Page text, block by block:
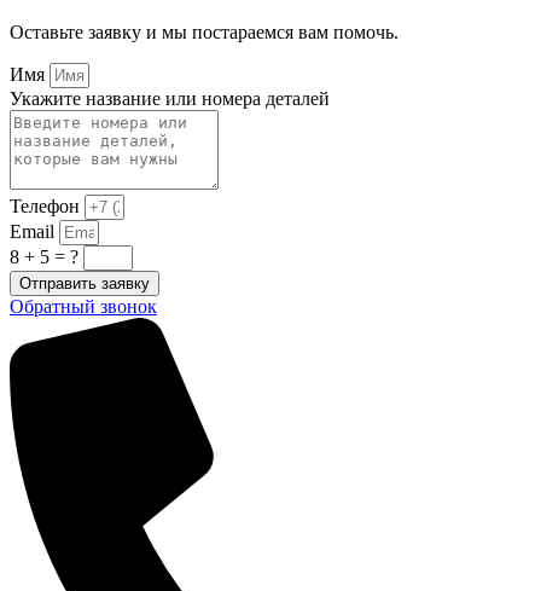
Оставьте заявку и мы постараемся вам помочь.
Имя
Укажите название или номера деталей
Телефон
Email
8 + 5 = ?
Отправить заявку
Обратный звонок